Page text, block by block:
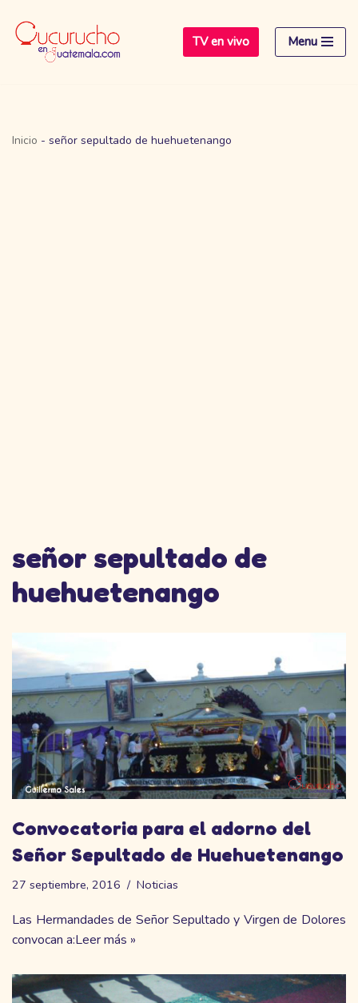
Saltar
TV en vivo Menu
Inicio - señor sepultado de huehuetenango
señor sepultado de
huehuetenango
Convocatoria para el adorno del
Señor Sepultado de Huehuetenango
27 septiembre, 2016 Noticias
Las Hermandades de Señor Sepultado y Virgen de Dolores
convocan a:Leer más »